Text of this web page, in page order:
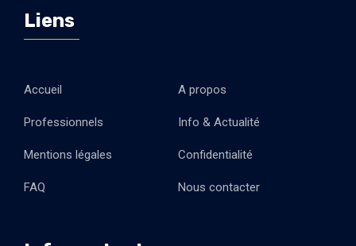
Liens
Accueil A propos
Professionnels Info & Actualité
Mentions légales Confidentialité
FAQ Nous contacter